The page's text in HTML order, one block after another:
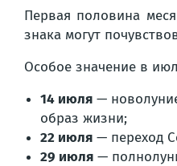
Первая половина
знака могут
Особое значение в
14 июля —
образ жизни;
22 июля — переход
29 июля —